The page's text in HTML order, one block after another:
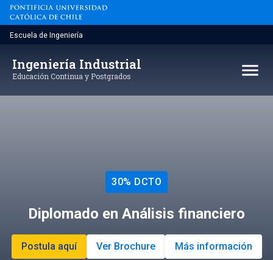
Saltar
contenido
Escuela de Ingeniería
Ingeniería Industrial
Educación Continua y Postgrados menu
30% DCTO
Diplomado en Análisis financiero
Postula aquí Ver Brochure Más información